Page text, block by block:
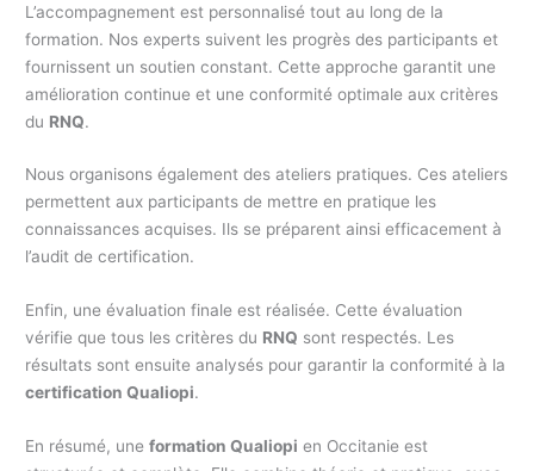
L’accompagnement est personnalisé tout au long de la
formation. Nos experts suivent les progrès des participants et
fournissent un soutien constant. Cette approche garantit une
amélioration continue et une conformité optimale aux critères
du RNQ.
Nous organisons également des ateliers pratiques. Ces ateliers
permettent aux participants de mettre en pratique les
connaissances acquises. Ils se préparent ainsi efficacement à
l’audit de certification.
Enfin, une évaluation finale est réalisée. Cette évaluation
vérifie que tous les critères du RNQ sont respectés. Les
résultats sont ensuite analysés pour garantir la conformité à la
certification Qualiopi.
En résumé, uneformation Qualiopi en Occitanie est